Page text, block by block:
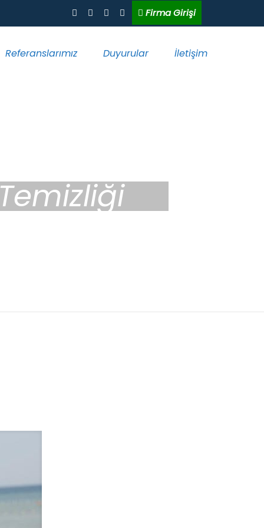
Firma Girişi
Referanslarımız Duyurular İletişim